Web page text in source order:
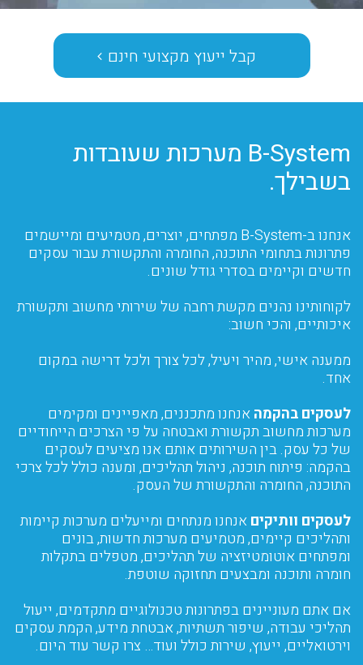
קבל ייﬠוץ מקצוﬠי חינם
B-System מערכות שעובדות
בשבילך.
אנחנו ב-B-System מפתחים, יוצרים, מטמיעים ומיישמים
פתרונות בתחומי התוכנה, החומרה והתקשורת עבור עסקים
חדשים וקיימים בסדרי גודל שונים.
לקוחותינו נהנים מקשת רחבה של שירותי מחשוב ותקשורת
איכותיים, והכי חשוב:
ממענה אישי, מהיר ויעיל, לכל צורך ולכל דרישה במקום
אחד.
לעסקים בהקמהאנחנו מתכננים, מאפיינים ומקימים
מערכות מחשוב תקשורת ואבטחה על פי הצרכים הייחודיים
של כל עסק. בין השירותים אותם אנו מציעים לעסקים
בהקמה: פיתוח תוכנה, ניהול תהליכים, ומענה כולל לכל צרכי
התוכנה, החומרה והתקשורת של העסק.
לעסקים וותיקיםאנחנו מנתחים ומייעלים מערכות קיימות
ותהליכים קיימים, מטמיעים מערכות חדשות, בונים
ומפתחים אוטומטיזציה של תהליכים, מטפלים בתקלות
חומרה ותוכנה ומבצעים תחזוקה שוטפת.
אם אתם מעוניינים בפתרונות טכנולוגיים מתקדמים, ייעול
תהליכי עבודה, שיפור תשתיות, אבטחת מידע, הקמת עסקים
וירטואליים, ייעוץ, שירות כולל ועוד… צרו קשר עוד היום.